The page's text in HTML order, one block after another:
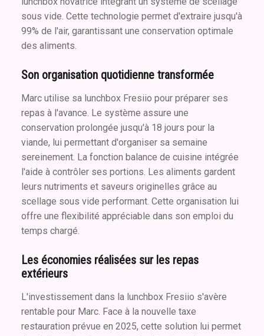
sous vide. Cette technologie permet d'extraire jusqu'à
99% de l'air, garantissant une conservation optimale
des aliments.
Son organisation quotidienne transformée
Marc utilise sa lunchbox Fresiio pour préparer ses
repas à l'avance. Le système assure une
conservation prolongée jusqu'à 18 jours pour la
viande, lui permettant d'organiser sa semaine
sereinement. La fonction balance de cuisine intégrée
l'aide à contrôler ses portions. Les aliments gardent
leurs nutriments et saveurs originelles grâce au
scellage sous vide performant. Cette organisation lui
offre une flexibilité appréciable dans son emploi du
temps chargé.
Les économies réalisées sur les repas
extérieurs
L'investissement dans la lunchbox Fresiio s'avère
rentable pour Marc. Face à la nouvelle taxe
restauration prévue en 2025, cette solution lui permet